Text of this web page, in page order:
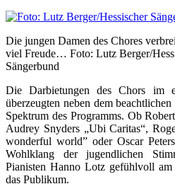
Die jungen Damen des Chores
viel Freude… Foto: Lutz Berger/
Sängerbund
Die Darbietungen des Chors im
überzeugten neben dem
Spektrum des Programms. Ob
Audrey Snyders „Ubi Caritas“,
wonderful world” oder Oscar
Wohlklang der jugendlichen
Pianisten Hanno Lotz gefühlvoll am
das Publikum.